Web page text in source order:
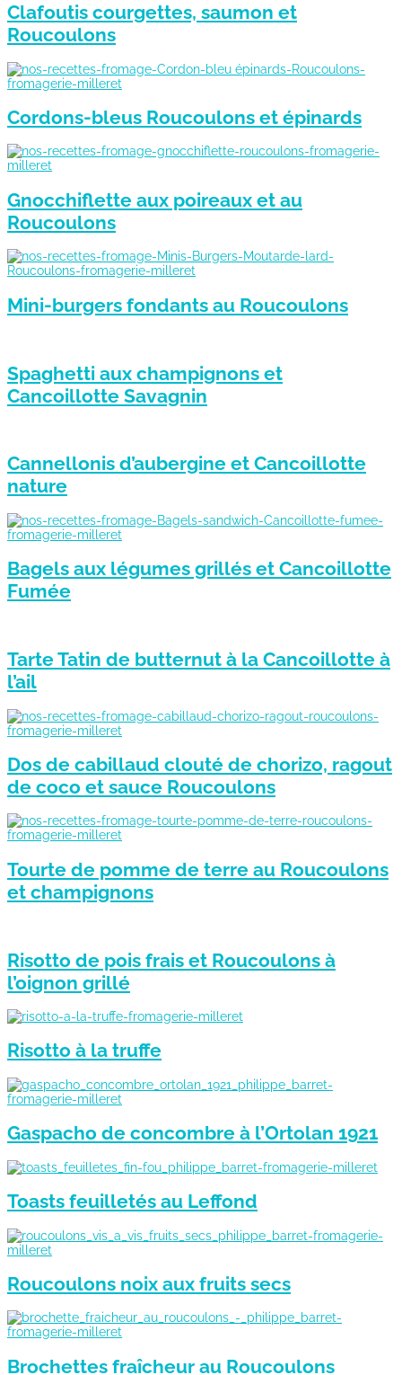
Clafoutis courgettes, saumon et
Roucoulons
Cordons-bleus Roucoulons et épinards
Gnocchiflette aux poireaux et au
Roucoulons
Mini-burgers fondants au Roucoulons
Spaghetti aux champignons et
Cancoillotte Savagnin
Cannellonis d’aubergine et Cancoillotte
nature
Bagels aux légumes grillés et Cancoillotte
Fumée
Tarte Tatin de butternut à la Cancoillotte à
l’ail
Dos de cabillaud clouté de chorizo, ragout
de coco et sauce Roucoulons
Tourte de pomme de terre au Roucoulons
et champignons
Risotto de pois frais et Roucoulons à
l’oignon grillé
Risotto à la truffe
Gaspacho de concombre à l’Ortolan 1921
Toasts feuilletés au Leffond
Roucoulons noix aux fruits secs
Brochettes fraîcheur au Roucoulons